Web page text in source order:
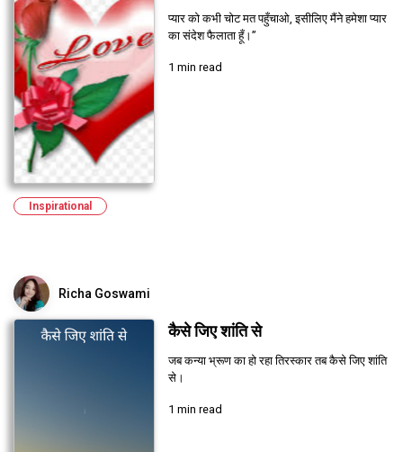
प्यार को कभी चोट मत पहुँचाओ, इसीलिए मैंने हमेशा प्यार
का संदेश फैलाता हूँ।”
1 min read
Inspirational
Richa Goswami
कैसे जिए शांति से
जब कन्या भ्रूण का हो रहा तिरस्कार तब कैसे जिए शांति
से।
1 min read